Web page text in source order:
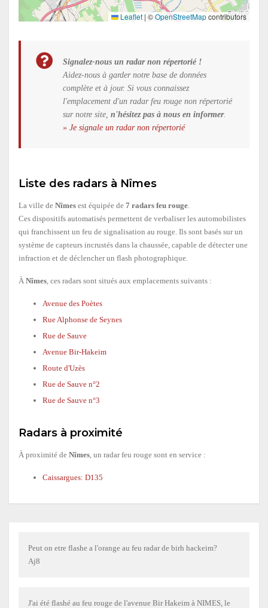
Leaflet | ©OpenStreetMapcontributors
Signalez-nous un radar non répertorié !
Aidez-nous à garder notre base de données
complète et à jour. Si vous connaissez
l'emplacement d'un radar feu rouge non répertorié
sur notre site, n'hésitez pas à nous en informer.
» Je signale un radar non répertorié
Liste des radars à Nîmes
La ville de Nîmes est équipée de 7 radars feu rouge
Ces dispositifs automatisés permettent de verbaliser les automobilistes
qui franchissent un feu de signalisation au rouge. Ils sont basés sur un
système de capteurs incrustés dans la chaussée, capable de détecter une
infraction et de déclencher un flash photographique.
À Nîmes , ces radars sont situés aux emplacements suivants :
Avenue des Poètes
Rue Alphonse de Seynes
Rue de Sauve
Avenue Bir-Hakeim
Route d'Uzès
Rue de Sauve n°2
Rue de Sauve n°3
Radars à proximité
À proximité de Nîmes , un radar feu rouge sont en service :
Caissargues: D135
Peut on etre flashe a l'orange au feu radar de birh hackeim?
Aj8
J'ai été flashé au feu rouge de l'avenue Bir Hakeim à NIMES, le